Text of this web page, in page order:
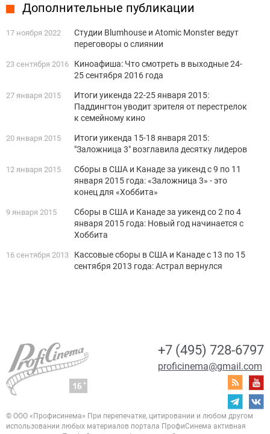
Дополнительные публикации
17 ноября 2022
Студии Blumhouse и Atomic Monster ведут
переговоры о слиянии
23 сентября 2016
Киноафиша: Что смотреть в выходные 24-
25 сентября 2016 года
27 января 2015
Итоги уикенда 22-25 января 2015:
Паддингтон уводит зрителя от перестрелок
к семейному кино
20 января 2015
Итоги уикенда 15-18 января 2015:
"Заложница 3" возглавила десятку лидеров
12 января 2015
Сборы в США и Канаде за уикенд с 9 по 11
января 2015 года: «Заложница 3» - это
конец для «Хоббита»
9 января 2015
Сборы в США и Канаде за уикенд со 2 по 4
января 2015 года: Новый год начинается с
Хоббита
16 сентября 2013
Кассовые сборы в США и Канаде с 13 по 15
сентября 2013 года: Астрал вернулся
+7 (495) 728-6797
proficinema@gmail.com
© ООО «Профисинема» При перепечатке, цитировании и любом другом
использовании любых материалов портала ПрофиСинема активная